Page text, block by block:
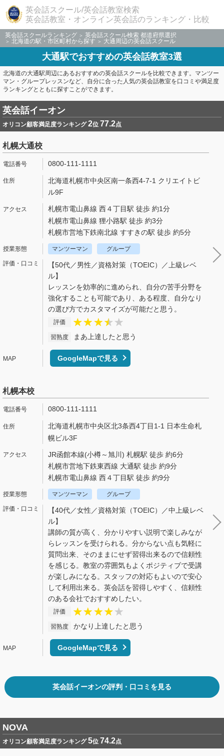
英会話スクール/英会話教室検索
英会話教室・オンライン英会話のランキング・比較
英会話スクールランキング
英会話スクール検索 都道府県選択
北海道の駅・市区町村から探す
大通周辺の英会話スクール
大通駅でおすすめの英会話教室3選
北海道の大通駅周辺にあるおすすめの英会話スクールを比較できます。マンツー
マン・グループレッスンなど、自分に合った人気の英会話教室を口コミや満足度
ランキングとともに探すことができます。
英会話イーオン
オリコン顧客満足度ランキング2位 77.2点
札幌大通校
0800-111-1111
北海道札幌市中央区南一条西4-7-1 クリエイトビ
ル9F
札幌市電山鼻線 西４丁目駅 徒歩 約1分
札幌市電山鼻線 狸小路駅 徒歩 約3分
札幌市営地下鉄南北線 すすきの駅 徒歩 約5分
マンツーマン グループ
【50代／男性／資格対策（TOEIC）／上級レベ
ル】
レッスンを効率的に進められ、自分の苦手分野を
強化することも可能であり、ある程度、自分なり
の選び方でカスタマイズが可能だと思う。
評価
習熟度 まあ上達したと思う
GoogleMapで見る
札幌本校
0800-111-1111
北海道札幌市中央区北3条西4丁目1-1 日本生命札
幌ビル3F
JR函館本線(小樽～旭川) 札幌駅 徒歩 約6分
札幌市営地下鉄東西線 大通駅 徒歩 約9分
札幌市電山鼻線 西４丁目駅 徒歩 約9分
マンツーマン グループ
【40代／女性／資格対策（TOEIC）／中上級レベ
ル】
講師の質が高く、分かりやすい説明で楽しみなが
らレッスンを受けられる。分からない点も気軽に
質問出来、そのままにせず習得出来るので信頼性
を感じる。教室の雰囲気もよくポジティブで受講
が楽しみになる。スタッフの対応もよいので安心
して利用出来る。英会話を習得しやすく、信頼性
のある会社でおすすめしたい。
評価
習熟度 かなり上達したと思う
GoogleMapで見る
英会話イーオンの評判・口コミを見る
NOVA
オリコン顧客満足度ランキング5位 74.2点